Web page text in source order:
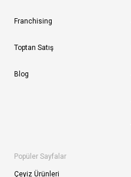
Franchising
Toptan Satış
Blog
Popüler Sayfalar
Çeyiz Ürünleri